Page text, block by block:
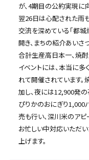
が、4期目の公約実現に
翌26日は心配された雨
交流を深めている「都城
開き、まちの紹介あいさ
合計生産高日本一、焼
イベントには、本当に多
れて開催されています
加し、夜には12,900発
ぴりかのおにぎり1,000
売も行い、深川米のアピ
お忙しい中対応いただ
上げます。